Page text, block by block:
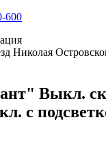
600
Николая
Выкл.
с